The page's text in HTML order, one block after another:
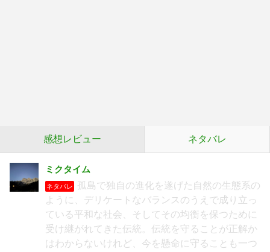
感想レビュー ネタバレ
ミクタイム
ネタバレ
孤島で独自の進化を遂げた自然の生態系の
ように、デリケートなバランスのうえで成り立っ
ている平和な社会、そしてその均衡を保つために
受け継がれてきた伝統。伝統を守ることが正解か
はわからないけれど、今を懸命に守ることも一つ